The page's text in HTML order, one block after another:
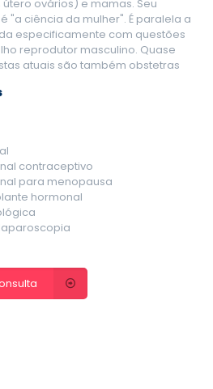
ovários) e mamas. Seu
"a ciência da mulher". É paralela a
especificamente com questões
reprodutor masculino. Quase
atuais são também obstetras
contraceptivo
para menopausa
hormonal